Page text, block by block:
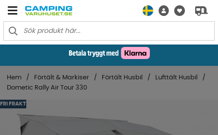
Hem Förtält & Markiser Förtält Husbil
Lufttält Husbil
Dometic Rally Air Tour 330
FRI FRAKT